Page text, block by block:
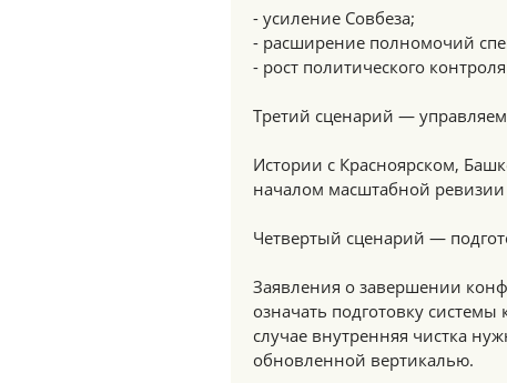
- усиление Совбеза;
- расширение полномочий
- рост политического
Третий сценарий —
Истории с Красноярском,
началом масштабной
Четвертый сценарий —
Заявления о завершении
означать подготовку
случае внутренняя чистка
обновленной вертикалью.